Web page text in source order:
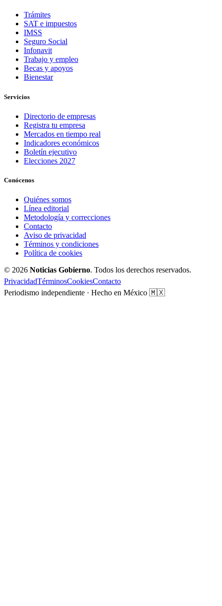
Trámites
SAT e impuestos
IMSS
Seguro Social
Infonavit
Trabajo y empleo
Becas y apoyos
Bienestar
Servicios
Directorio de empresas
Registra tu empresa
Mercados en tiempo real
Indicadores económicos
Boletín ejecutivo
Elecciones 2027
Conócenos
Quiénes somos
Línea editorial
Metodología y correcciones
Contacto
Aviso de privacidad
Términos y condiciones
Política de cookies
© 2026 Noticias Gobierno. Todos los derechos reservados.
PrivacidadTérminosCookiesContacto
Periodismo independiente · Hecho en México 🇲🇽